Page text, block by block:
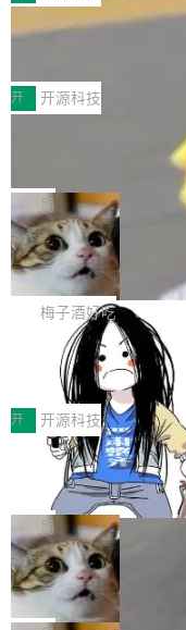
ENT，实现零拷贝传输
传输性能最高提升5倍。
于自研UCL-Engine通
持续开源更多基于UCL-
件。 腾讯网平团队在
个独立于业务线程的全
开源 AI 编程平台
创新与落地成效成功入
助力企业AI研发安全落
经开始引入 AI Coding
型或企业内部部署模型
Coding 从个人辅助工
级应用，企业在规模化
可控性和代码质量提出
安全与合规要求。对于
有云模型能够满足快速
但对于金融、能源、医
深信服AI算力网关入选
前不久，工业和信息化
智能应用典型案例名单
各领域的应用成果，覆
产品应用、支撑保障、
AI算力网关（AI创新平
各业的Agent走向规模
渐丰富，用户关注的重
让AI用起来，还要进一
Token花在哪里、算力
续增长的AI成本该如何
正是围绕这些实际问题
理两个方面，让用户的
得住、用得稳、省得下
始，Token使用一目...
开 开源科技
Jeff Dean 离开
束，一个实验室的开始
Google 员工编号 20。
Bigtable 作者之一。
Gemini 的架构师。
ean 在 Google 工作了
不是一个人走。一同离
wat（Google 员工编号
年的编程搭档，
作者）、Quoc Le（
q2Seq 和 DocAI 的共
yals（Gemini 联合负责
局
🔥 SolonCode
字体可调、22 种语言
打开终端就能上岗的全
把「看得清、用母语、
齐。 SolonCode 是什
耳科技研发的企业级终
中文驱动的数字员工，
骤、编写代码。不挑模
装完即用。 开源地址：
b 安装 支持 Java 8+（
x / Windows /
x / Harmony PC curl -
r.org/solon...
梅子酒好吃
让“代码语义理解”深
价值潜能：华为云码
代码仓技术解析
一、代码仓深度理解技
程实践中，代码仓是企
体。企业级代码仓库通
个文件，其规模远超单
文窗口。随着项目规模
不断累积，代码仓中的
务逻辑等关键信息往往
件之中，形成高度复杂
代码检索手段（如关键
在语法层面完成文本定
开 开源科技
一条“删库”命令跑 17
师删光 89TB 数据只为
最高人民检察院8月4日
名90后算法工程师王某
服务器空间，删光了公
数据。 王某2024年1月
短剧部门，有互联网大
局
Cloudflare 分享推理
che 量化 + 权重压缩，
1%，成本降 30%
Kimi 和 GLM 是当前最